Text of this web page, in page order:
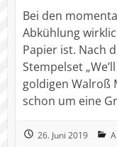
Bei den
Abkühlung
Papier ist. Nach
Stempelset
goldigen Walroß
schon um eine
26. Juni 2019